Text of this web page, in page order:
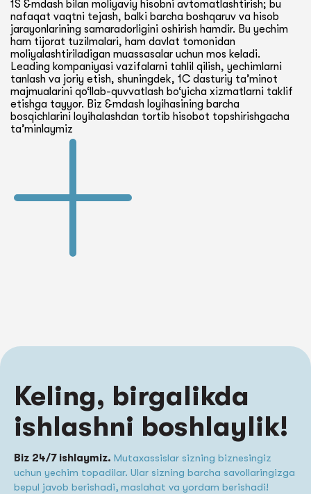
1S &mdash bilan moliyaviy hisobni avtomatlashtirish; bu
nafaqat vaqtni tejash, balki barcha boshqaruv va hisob
jarayonlarining samaradorligini oshirish hamdir. Bu yechim
ham tijorat tuzilmalari, ham davlat tomonidan
moliyalashtiriladigan muassasalar uchun mos keladi.
Leading kompaniyasi vazifalarni tahlil qilish, yechimlarni
tanlash va joriy etish, shuningdek, 1C dasturiy ta’minot
majmualarini qo‘llab-quvvatlash bo‘yicha xizmatlarni taklif
etishga tayyor. Biz &mdash loyihasining barcha
bosqichlarini loyihalashdan tortib hisobot topshirishgacha
ta’minlaymiz
Keling, birgalikda
ishlashni boshlaylik!
Biz 24/7 ishlaymiz. Mutaxassislar sizning biznesingiz
uchun yechim topadilar. Ular sizning barcha savollaringizga
bepul javob berishadi, maslahat va yordam berishadi!